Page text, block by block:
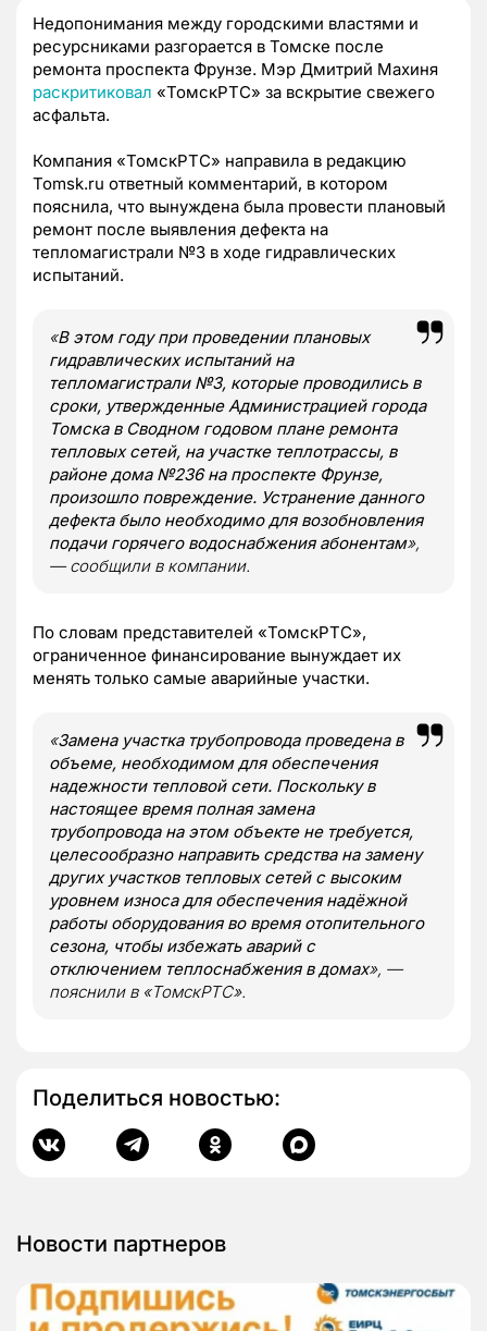
Недопонимания между городскими властями и
ресурсниками разгорается в Томске после
ремонта проспекта Фрунзе. Мэр Дмитрий Махиня
раскритиковал «ТомскРТС» за вскрытие свежего
асфальта.
Компания «ТомскРТС» направила в редакцию
Tomsk.ru ответный комментарий, в котором
пояснила, что вынуждена была провести плановый
ремонт после выявления дефекта на
тепломагистрали №3 в ходе гидравлических
испытаний.
«В этом году при проведении плановых
гидравлических испытаний на
тепломагистрали №3, которые проводились в
сроки, утвержденные Администрацией города
Томска в Сводном годовом плане ремонта
тепловых сетей, на участке теплотрассы, в
районе дома №236 на проспекте Фрунзе,
произошло повреждение. Устранение данного
дефекта было необходимо для возобновления
подачи горячего водоснабжения абонентам»,
— сообщили в компании.
По словам представителей «ТомскРТС»,
ограниченное финансирование вынуждает их
менять только самые аварийные участки.
«Замена участка трубопровода проведена в
объеме, необходимом для обеспечения
надежности тепловой сети. Поскольку в
настоящее время полная замена
трубопровода на этом объекте не требуется,
целесообразно направить средства на замену
других участков тепловых сетей с высоким
уровнем износа для обеспечения надёжной
работы оборудования во время отопительного
сезона, чтобы избежать аварий с
отключением теплоснабжения в домах», —
пояснили в «ТомскРТС».
Поделиться новостью:
Новости партнеров